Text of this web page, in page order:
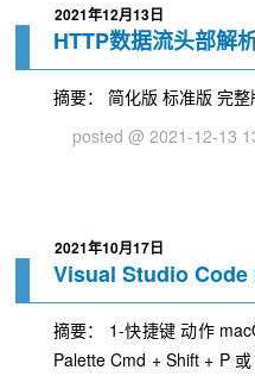
2021年12月13日
HTTP数据流头部解
摘要： 简化版 标准版 完整
posted @ 2021-12-13
2021年10月17日
Visual Studio Code
摘要： 1-快捷键 动作
Palette Cmd + Shift + P